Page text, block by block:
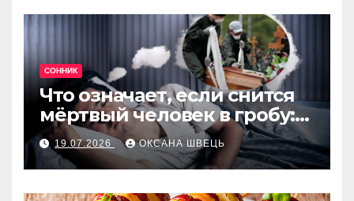
СОННИК
Что означает, если снится
мёртвый человек в гробу:
толкование сна
19.07.2026 ОКСАНА ШВЕЦЬ